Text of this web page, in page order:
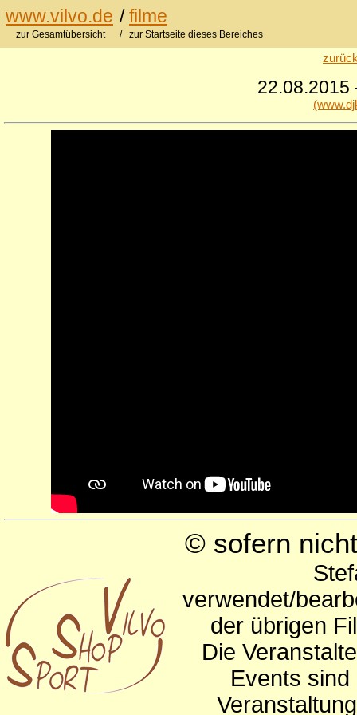
www.vilvo.de /filme
zur Gesamtübersicht / zur Startseite dieses Bereiches
22.08.2015
© sofern
verwendet/
der übrigen
Die
Events